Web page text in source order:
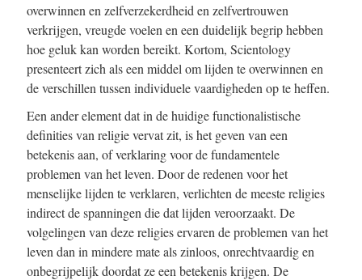
overwinnen en zelfverzekerdheid en zelfvertrouwen
verkrijgen, vreugde voelen en een duidelijk begrip hebben
hoe geluk kan worden bereikt. Kortom, Scientology
presenteert zich als een middel om lijden te overwinnen en
de verschillen tussen individuele vaardigheden op te heffen.
Een ander element dat in de huidige functionalistische
definities van religie vervat zit, is het geven van een
betekenis aan, of verklaring voor de fundamentele
problemen van het leven. Door de redenen voor het
menselijke lijden te verklaren, verlichten de meeste religies
indirect de spanningen die dat lijden veroorzaakt. De
volgelingen van deze religies ervaren de problemen van het
leven dan in mindere mate als zinloos, onrechtvaardig en
onbegrijpelijk doordat ze een betekenis krijgen. De